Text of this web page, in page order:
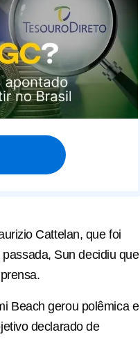
Cattelan, que foi
Sun decidiu que
Beach gerou polêmica e
declarado de